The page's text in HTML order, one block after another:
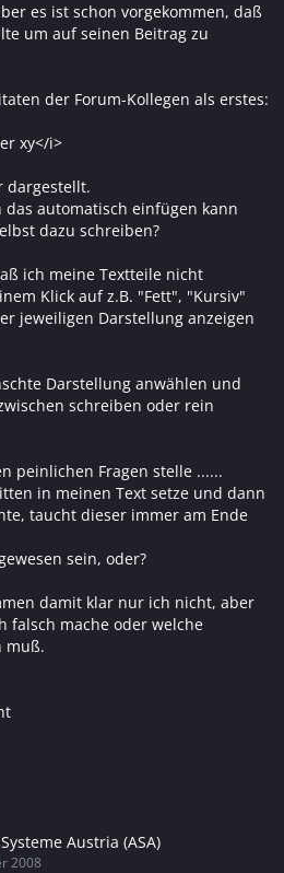
es ist schon vorgekommen, daß
um auf seinen Beitrag zu
der Forum-Kollegen als erstes:
xy</i>
dargestellt.
das automatisch einfügen kann
dazu schreiben?
ich meine Textteile nicht
Klick auf z.B. "Fett", "Kursiv"
jeweiligen Darstellung anzeigen
Darstellung anwählen und
schreiben oder rein
peinlichen Fragen stelle ......
in meinen Text setze und dann
taucht dieser immer am Ende
sein, oder?
damit klar nur ich nicht, aber
falsch mache oder welche
muß.
Austria (ASA)
2008